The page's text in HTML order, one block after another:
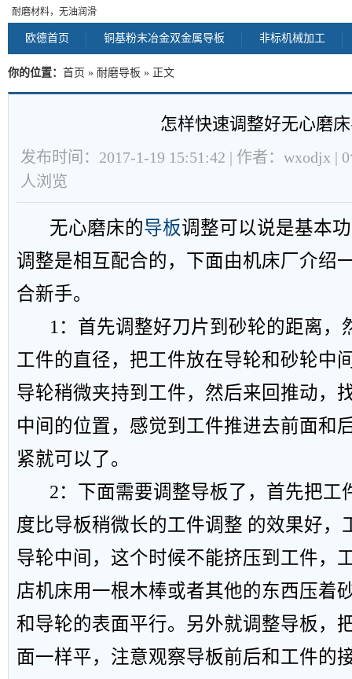
耐磨材料，无油润滑
欧德首页 铜基粉末冶金双金属导板 非标机械加工
你的位置： 首页 » 耐磨导板 » 正文
怎样快速调整好无心磨
发布时间：2017-1-19 15:51:42 | 作者：wxodjx |
人浏览
无心磨床的导板调整可以说是基本
调整是相互配合的，下面由机床厂介绍
合新手。
1：首先调整好刀片到砂轮的距离，
工件的直径，把工件放在导轮和砂轮中
导轮稍微夹持到工件，然后来回推动，
中间的位置，感觉到工件推进去前面和
紧就可以了。
2：下面需要调整导板了，首先把工
度比导板稍微长的工件调整 的效果好，
导轮中间，这个时候不能挤压到工件，
店机床用一根木棒或者其他的东西压着
和导轮的表面平行。另外就调整导板，
面一样平，注意观察导板前后和工件的